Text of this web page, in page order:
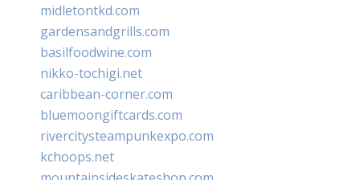
midletontkd.com
gardensandgrills.com
basilfoodwine.com
nikko-tochigi.net
caribbean-corner.com
bluemoongiftcards.com
rivercitysteampunkexpo.com
kchoops.net